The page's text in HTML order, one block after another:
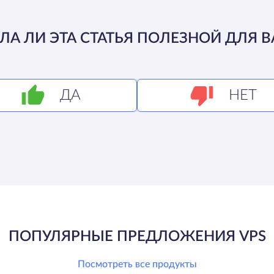
ЛИ ЭТА СТАТЬЯ ПОЛЕЗНОЙ ДЛЯ
ДА НЕТ
ПОПУЛЯРНЫЕ ПРЕДЛОЖЕНИЯ VPS
Посмотреть все продукты